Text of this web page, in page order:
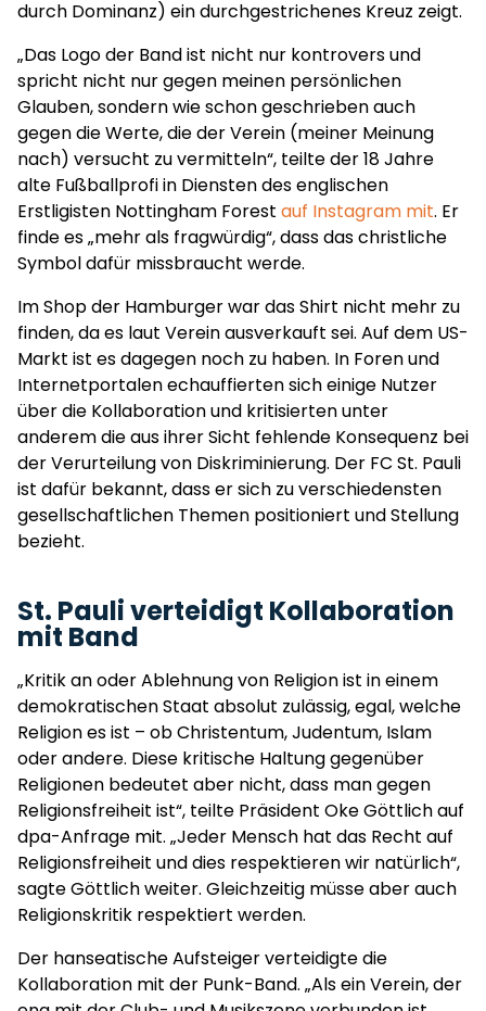
durch Dominanz) ein durchgestrichenes Kreuz zeigt.
„Das Logo der Band ist nicht nur kontrovers und
spricht nicht nur gegen meinen persönlichen
Glauben, sondern wie schon geschrieben auch
gegen die Werte, die der Verein (meiner Meinung
nach) versucht zu vermitteln“, teilte der 18 Jahre
alte Fußballprofi in Diensten des englischen
Erstligisten Nottingham Forest auf Instagram mit. Er
finde es „mehr als fragwürdig“, dass das christliche
Symbol dafür missbraucht werde.
Im Shop der Hamburger war das Shirt nicht mehr zu
finden, da es laut Verein ausverkauft sei. Auf dem US-
Markt ist es dagegen noch zu haben. In Foren und
Internetportalen echauffierten sich einige Nutzer
über die Kollaboration und kritisierten unter
anderem die aus ihrer Sicht fehlende Konsequenz bei
der Verurteilung von Diskriminierung. Der FC St. Pauli
ist dafür bekannt, dass er sich zu verschiedensten
gesellschaftlichen Themen positioniert und Stellung
bezieht.
St. Pauli verteidigt Kollaboration
mit Band
„Kritik an oder Ablehnung von Religion ist in einem
demokratischen Staat absolut zulässig, egal, welche
Religion es ist – ob Christentum, Judentum, Islam
oder andere. Diese kritische Haltung gegenüber
Religionen bedeutet aber nicht, dass man gegen
Religionsfreiheit ist“, teilte Präsident Oke Göttlich auf
dpa-Anfrage mit. „Jeder Mensch hat das Recht auf
Religionsfreiheit und dies respektieren wir natürlich“,
sagte Göttlich weiter. Gleichzeitig müsse aber auch
Religionskritik respektiert werden.
Der hanseatische Aufsteiger verteidigte die
Kollaboration mit der Punk-Band. „Als ein Verein, der